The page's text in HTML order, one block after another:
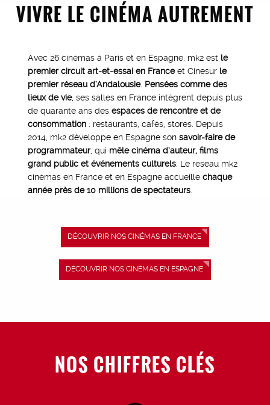
VIVRE LE CINÉMA AUTREMENT
Avec 26 cinémas à Paris et en Espagne, mk2 est le
premier circuit art-et-essai en Franceet Cinesur le
premier réseau d’Andalousie. Pensées comme des
lieux de vie, ses salles en France intègrent depuis plus
de quarante ans des espaces de rencontre et de
consommation: restaurants, cafés, stores. Depuis
2014, mk2 développe en Espagne son savoir-faire de
programmateur, qui mêle cinéma d’auteur, films
grand public et événements culturels. Le réseau mk2
cinémas en France et en Espagne accueille chaque
année près de 10 millions de spectateurs.
DÉCOUVRIR NOS CINÉMAS EN FRANCE
DÉCOUVRIR NOS CINÉMAS EN ESPAGNE
NOS CHIFFRES CLÉS